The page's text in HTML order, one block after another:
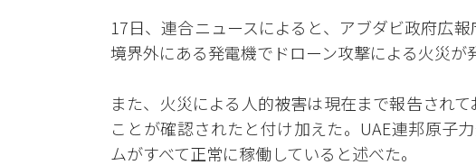
17日、連合ニュースによると、アブダビ政府広
境界外にある発電機でドローン攻撃による火災が
また、火災による人的被害は現在まで報告され
ことが確認されたと付け加えた。UAE連邦原子
ムがすべて正常に稼働していると述べた。